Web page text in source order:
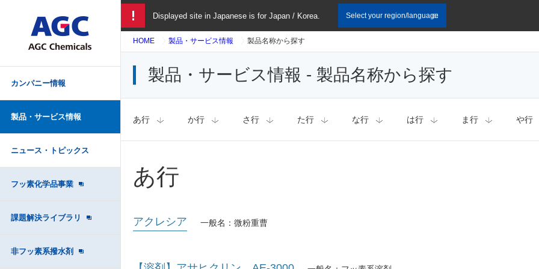
カンパニー情報
製品・サービス情報
ニュース・トピックス
フッ素化学品事業
課題解決ライブラリ
非フッ素系撥水剤
Displayed site in Japanese is for Japan / Korea. Select your region/language
HOME 製品・サービス情報 製品名称から探す
製品・サービス情報 - 製品名称から探す
あ行 か行 さ行 た行 な行 は行 ま行 や行
あ行
アクレシア 一般名：微粉重曹